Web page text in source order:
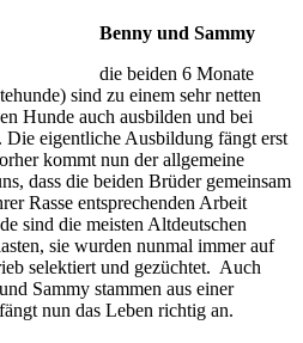
Benny und Sammy
die beiden 6 Monate
sind zu einem sehr netten
Hunde auch ausbilden und bei
Die eigentliche Ausbildung fängt erst
kommt nun der allgemeine
dass die beiden Brüder gemeinsam
Rasse entsprechenden Arbeit
sind die meisten Altdeutschen
sie wurden nunmal immer auf
selektiert und gezüchtet. Auch
Sammy stammen aus einer
nun das Leben richtig an.